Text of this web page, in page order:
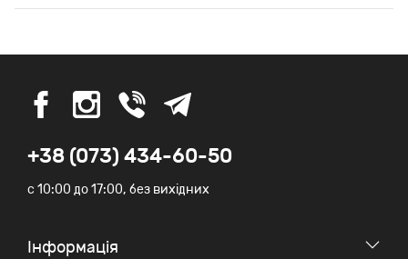
+38 (073) 434-60-50
c 10:00 до 17:00, без вихідних
Iнформація